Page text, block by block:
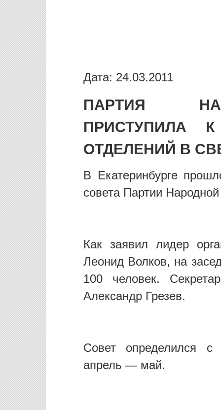
Дата: 24.03.2011
ПАРТИЯ
ПРИСТУПИЛА
ОТДЕЛЕНИЙ В
В Екатеринбурге
совета Партии
Как заявил лидер
Леонид Волков, на
100 человек.
Александр Грезев.
Совет определился с
апрель — май.